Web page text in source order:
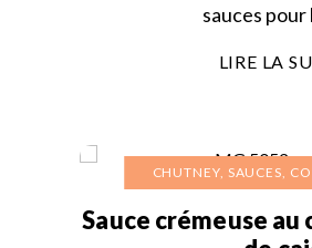
sauces pour
LIRE LA
CHUTNEY, SAUCES,
Sauce crémeuse